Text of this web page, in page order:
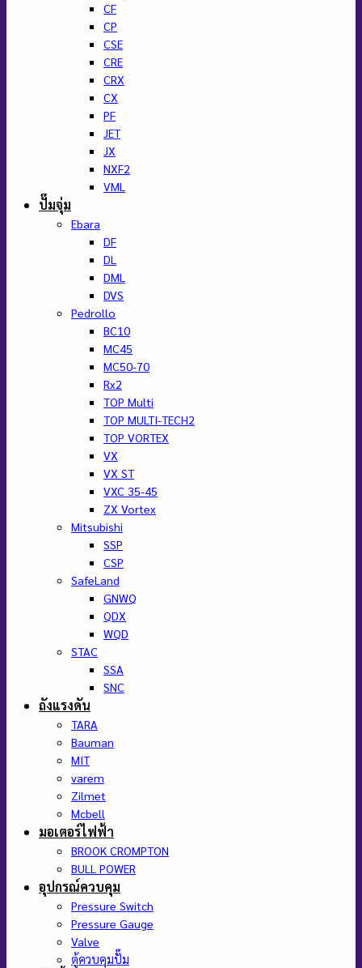
CF
CP
CSE
CRE
CRX
CX
PF
JET
JX
NXF2
VML
ปั๊มจุ่ม
Ebara
DF
DL
DML
DVS
Pedrollo
BC10
MC45
MC50-70
Rx2
TOP Multi
TOP MULTI-TECH2
TOP VORTEX
VX
VX ST
VXC 35-45
ZX Vortex
Mitsubishi
SSP
CSP
SafeLand
GNWQ
QDX
WQD
STAC
SSA
SNC
ถังแรงดัน
TARA
Bauman
MIT
varem
Zilmet
Mcbell
มอเตอร์ไฟฟ้า
BROOK CROMPTON
BULL POWER
อุปกรณ์ควบคุม
Pressure Switch
Pressure Gauge
Valve
ตู้ควบคุมปั๊ม